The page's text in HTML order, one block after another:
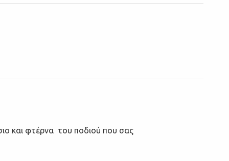
και φτέρνα του ποδιού που σας